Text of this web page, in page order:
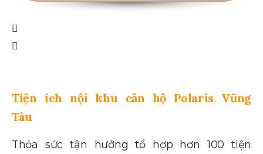
Tiện ích nội khu căn hộ Polaris Vũng
Tàu
Thỏa sức tận hưởng tổ hợp hơn 100 tiện